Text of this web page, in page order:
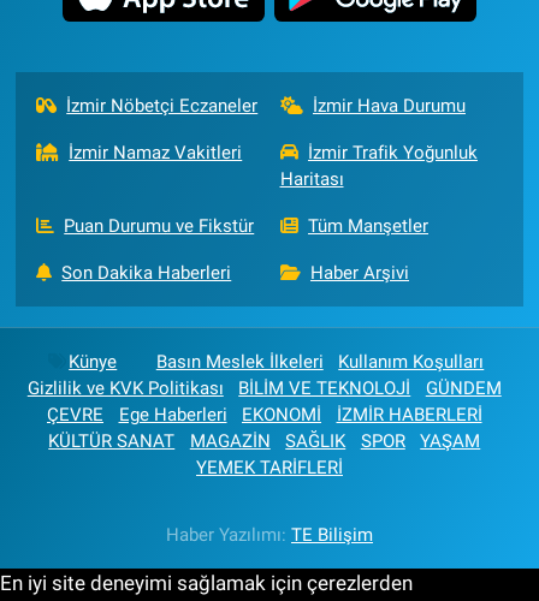
İzmir Nöbetçi Eczaneler İzmir Hava Durumu
İzmir Namaz Vakitleri
İzmir Trafik Yoğunluk
Haritası
Puan Durumu ve Fikstür Tüm Manşetler
Son Dakika Haberleri Haber Arşivi
Künye Basın Meslek İlkeleri
Kullanım Koşulları
Gizlilik ve KVK Politikası
BİLİM VE TEKNOLOJİ
GÜNDEM
ÇEVRE
Ege Haberleri EKONOMİ
İZMİR HABERLERİ
KÜLTÜR SANAT
MAGAZİN SAĞLIK SPOR
YAŞAM
YEMEK TARİFLERİ
Haber Yazılımı: TE Bilişim
En iyi site deneyimi sağlamak için çerezlerden